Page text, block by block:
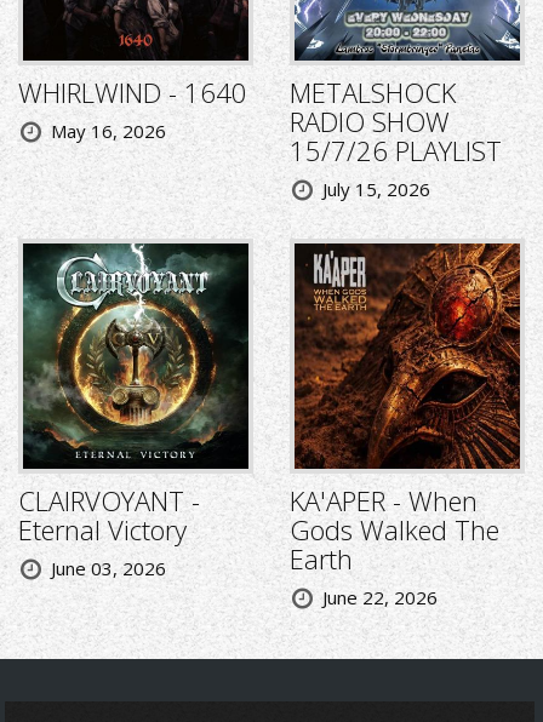
WHIRLWIND - 1640
May 16, 2026
METALSHOCK
RADIO SHOW
15/7/26 PLAYLIST
July 15, 2026
CLAIRVOYANT -
Eternal Victory
June 03, 2026
KA'APER - When
Gods Walked The
Earth
June 22, 2026